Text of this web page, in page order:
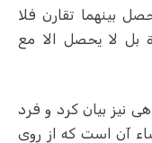
بينهما تقارن فلا
بل لا يحصل الا مع
نیز بیان کرد و فرد
آن است که از روی